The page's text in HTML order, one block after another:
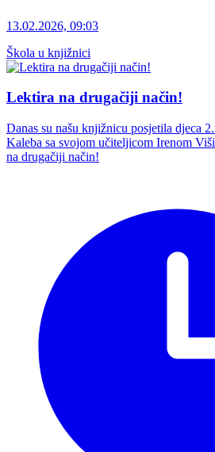
13.02.2026, 09:03
Škola u knjižnici
Lektira na drugačiji način!
Danas su našu knjižnicu posjetila djeca
Kaleba sa svojom učiteljicom Irenom
na drugačiji način!